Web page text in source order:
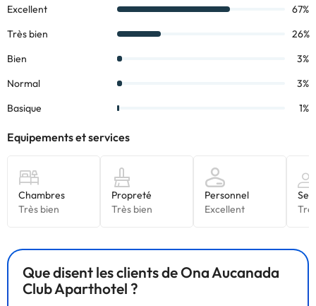
Que disent les clients de Ona Aucanada
Club Aparthotel ?